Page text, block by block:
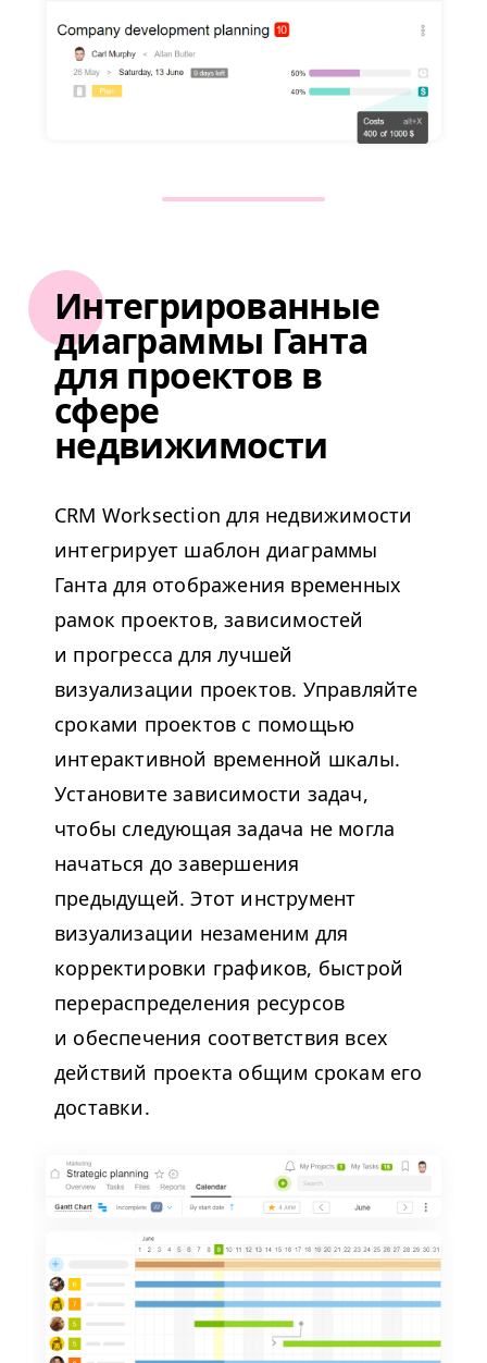
Интегрированные
диаграммы Ганта
для проектов в
сфере
недвижимости
CRM Work­sec­tion для недвижимости
интегрирует шаблон диаграммы
Ганта для отображения временных
рамок проектов, зависимостей
и прогресса для лучшей
визуализации проектов. Управляйте
сроками проектов с помощью
интерактивной временной шкалы.
Установите зависимости задач,
чтобы следующая задача не могла
начаться до завершения
предыдущей. Этот инструмент
визуализации незаменим для
корректировки графиков, быстрой
перераспределения ресурсов
и обеспечения соответствия всех
действий проекта общим срокам его
доставки.